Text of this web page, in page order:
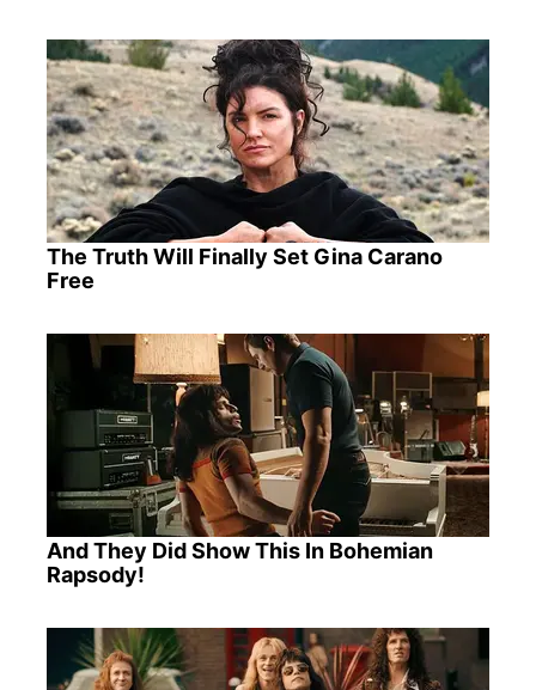
The Truth Will Finally Set Gina Carano
Free
And They Did Show This In Bohemian
Rapsody!